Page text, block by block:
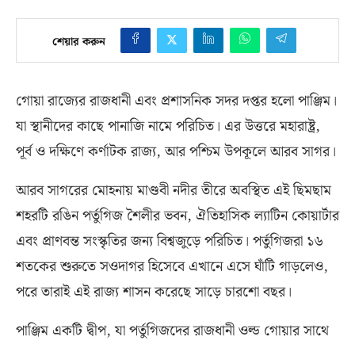
শেয়ার করুন
গোয়া রাজ্যের রাজধানী এবং প্রশাসনিক সদর দপ্তর হলো পাঞ্জিম।
যা স্থানীদের কাছে পানাজি নামে পরিচিত। এর উত্তরে মহারাষ্ট্র,
পূর্ব ও দক্ষিণে কর্ণাটক রাজ্য,আর পশ্চিম উপকূলে আরব সাগর।
আরব সাগরের মোহনায় মাণ্ডবী নদীর তীরে অবস্থিত এই ছিমছাম
শহরটি রঙিন পর্তুগিজ শৈলীর ভবন, ঐতিহাসিক ল্যাটিন কোয়ার্টার
এবং প্রাণবন্ত সংস্কৃতির জন্য বিশ্বজুড়ে পরিচিত। পর্তুগিজরা ১৬
শতকের শুরুতে সওদাগর হিসেবে এখানে এসে ঘাঁটি গাড়লেও,
পরে তারাই এই রাজ্য শাসন করেছে সাড়ে চারশো বছর।
পাঞ্জিম একটি দ্বীপ,যা পর্তুগিজদের রাজধানী ওল্ড গোয়ার সাথে